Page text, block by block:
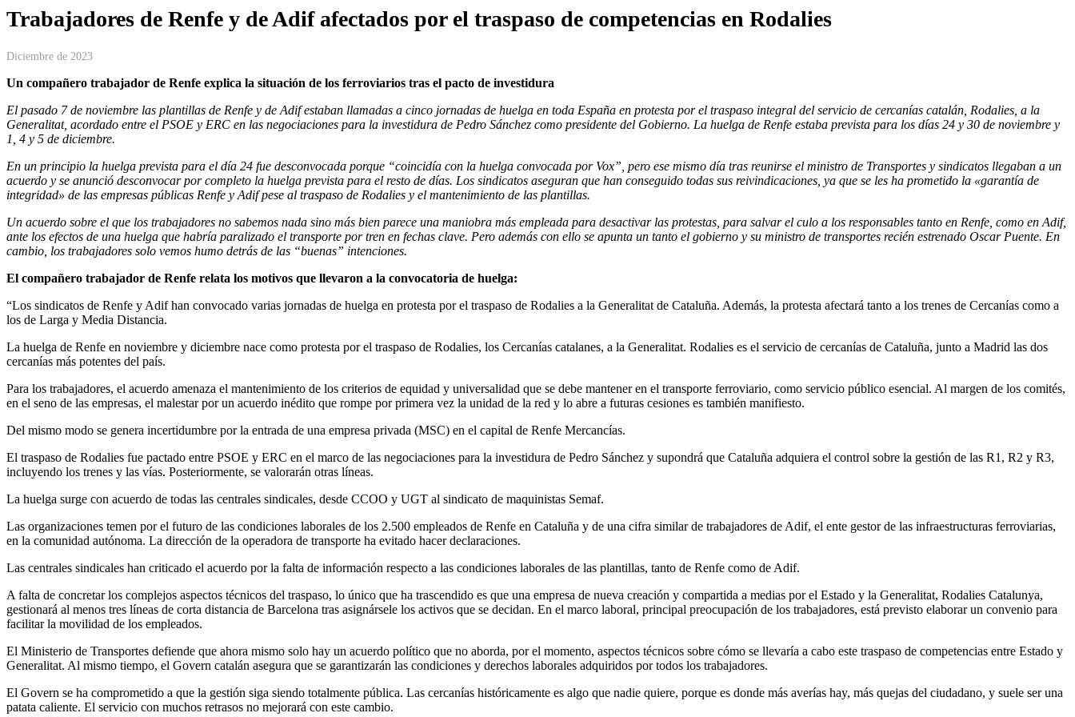
Trabajadores de Renfe y de Adif afectados por el traspaso de competencias en Rodalies
Diciembre de 2023
Un compañero trabajador de Renfe explica la situación de los ferroviarios tras el pacto de investidura
El pasado 7 de noviembre las plantillas de Renfe y de Adif estaban llamadas a cinco jornadas de huelga en toda España en protesta por el traspaso integral del servicio de cercanías catalán, Rodalies, a la
Generalitat, acordado entre el PSOE y ERC en las negociaciones para la investidura de Pedro Sánchez como presidente del Gobierno. La huelga de Renfe estaba prevista para los días 24 y 30 de noviembre y
1, 4 y 5 de diciembre.
En un principio la huelga prevista para el día 24 fue desconvocada porque “coincidía con la huelga convocada por Vox”, pero ese mismo día tras reunirse el ministro de Transportes y sindicatos llegaban a un
acuerdo y se anunció desconvocar por completo la huelga prevista para el resto de días. Los sindicatos aseguran que han conseguido todas sus reivindicaciones, ya que se les ha prometido la «garantía de
integridad» de las empresas públicas Renfe y Adif pese al traspaso de Rodalies y el mantenimiento de las plantillas.
Un acuerdo sobre el que los trabajadores no sabemos nada sino más bien parece una maniobra más empleada para desactivar las protestas, para salvar el culo a los responsables tanto en Renfe, como en Adif,
ante los efectos de una huelga que habría paralizado el transporte por tren en fechas clave. Pero además con ello se apunta un tanto el gobierno y su ministro de transportes recién estrenado Oscar Puente. En
cambio, los trabajadores solo vemos humo detrás de las “buenas” intenciones.
El compañero trabajador de Renfe relata los motivos que llevaron a la convocatoria de huelga:
“Los sindicatos de Renfe y Adif han convocado varias jornadas de huelga en protesta por el traspaso de Rodalies a la Generalitat de Cataluña. Además, la protesta afectará tanto a los trenes de Cercanías como a
los de Larga y Media Distancia.
La huelga de Renfe en noviembre y diciembre nace como protesta por el traspaso de Rodalies, los Cercanías catalanes, a la Generalitat. Rodalies es el servicio de cercanías de Cataluña, junto a Madrid las dos
cercanías más potentes del país.
Para los trabajadores, el acuerdo amenaza el mantenimiento de los criterios de equidad y universalidad que se debe mantener en el transporte ferroviario, como servicio público esencial. Al margen de los comités,
en el seno de las empresas, el malestar por un acuerdo inédito que rompe por primera vez la unidad de la red y lo abre a futuras cesiones es también manifiesto.
Del mismo modo se genera incertidumbre por la entrada de una empresa privada (MSC) en el capital de Renfe Mercancías.
El traspaso de Rodalies fue pactado entre PSOE y ERC en el marco de las negociaciones para la investidura de Pedro Sánchez y supondrá que Cataluña adquiera el control sobre la gestión de las R1, R2 y R3,
incluyendo los trenes y las vías. Posteriormente, se valorarán otras líneas.
La huelga surge con acuerdo de todas las centrales sindicales, desde CCOO y UGT al sindicato de maquinistas Semaf.
Las organizaciones temen por el futuro de las condiciones laborales de los 2.500 empleados de Renfe en Cataluña y de una cifra similar de trabajadores de Adif, el ente gestor de las infraestructuras ferroviarias,
en la comunidad autónoma. La dirección de la operadora de transporte ha evitado hacer declaraciones.
Las centrales sindicales han criticado el acuerdo por la falta de información respecto a las condiciones laborales de las plantillas, tanto de Renfe como de Adif.
A falta de concretar los complejos aspectos técnicos del traspaso, lo único que ha trascendido es que una empresa de nueva creación y compartida a medias por el Estado y la Generalitat, Rodalies Catalunya,
gestionará al menos tres líneas de corta distancia de Barcelona tras asignársele los activos que se decidan. En el marco laboral, principal preocupación de los trabajadores, está previsto elaborar un convenio para
facilitar la movilidad de los empleados.
El Ministerio de Transportes defiende que ahora mismo solo hay un acuerdo político que no aborda, por el momento, aspectos técnicos sobre cómo se llevaría a cabo este traspaso de competencias entre Estado y
Generalitat. Al mismo tiempo, el Govern catalán asegura que se garantizarán las condiciones y derechos laborales adquiridos por todos los trabajadores.
El Govern se ha comprometido a que la gestión siga siendo totalmente pública. Las cercanías históricamente es algo que nadie quiere, porque es donde más averías hay, más quejas del ciudadano, y suele ser una
patata caliente. El servicio con muchos retrasos no mejorará con este cambio.